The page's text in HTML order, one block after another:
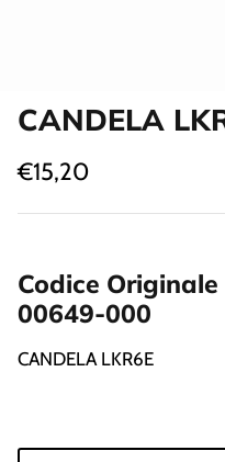
CANDELA
€15,20
Codice
00649-000
CANDELA LKR6E